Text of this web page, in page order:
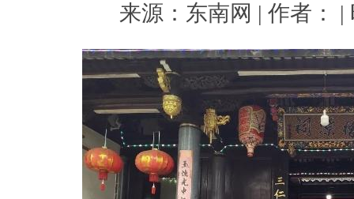
来源：东南网 | 作者： |